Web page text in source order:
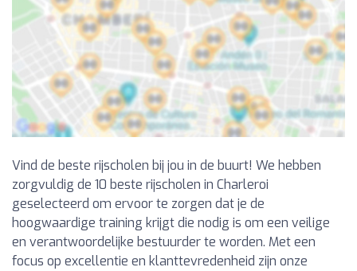
Vind de beste rijscholen bij jou in de buurt! We hebben
zorgvuldig de 10 beste rijscholen in Charleroi
geselecteerd om ervoor te zorgen dat je de
hoogwaardige training krijgt die nodig is om een veilige
en verantwoordelijke bestuurder te worden. Met een
focus op excellentie en klanttevredenheid zijn onze